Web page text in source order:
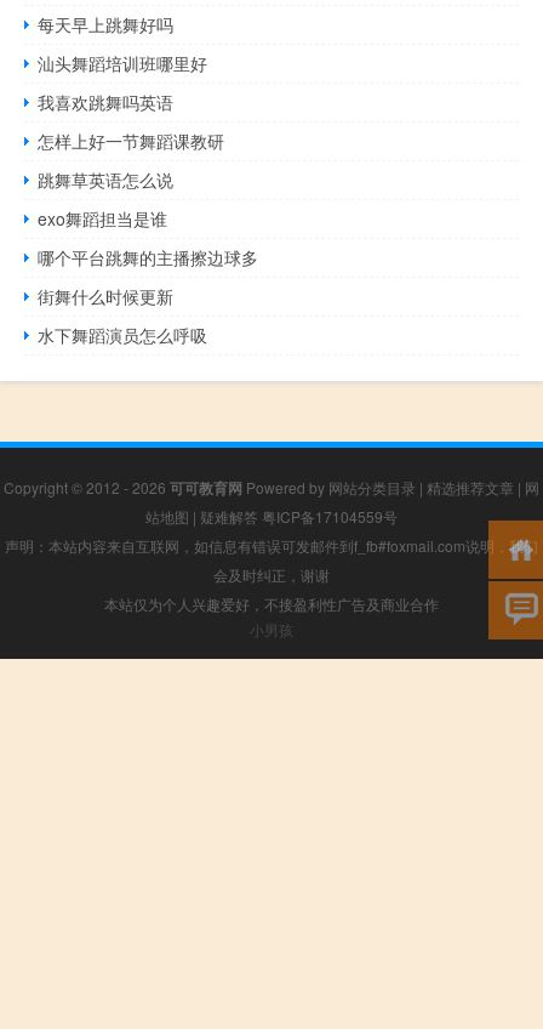
每天早上跳舞好吗
汕头舞蹈培训班哪里好
我喜欢跳舞吗英语
怎样上好一节舞蹈课教研
跳舞草英语怎么说
exo舞蹈担当是谁
哪个平台跳舞的主播擦边球多
街舞什么时候更新
水下舞蹈演员怎么呼吸
Copyright © 2012 - 2026 可可教育网 Powered by 网站分类目录 | 精选推荐文章 | 网
站地图 | 疑难解答 粤ICP备17104559号
声明：本站内容来自互联网，如信息有错误可发邮件到f_fb#foxmail.com说明，我们
会及时纠正，谢谢
本站仅为个人兴趣爱好，不接盈利性广告及商业合作
小男孩